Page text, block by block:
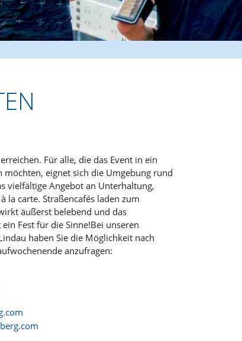
Für alle, die das Event in ein
eignet sich die Umgebung rund
vielfältige Angebot an Unterhaltung,
la carte. Straßencafés laden zum
äußerst belebend und das
Fest für die Sinne!Bei unseren
haben Sie die Möglichkeit nach
anzufragen: